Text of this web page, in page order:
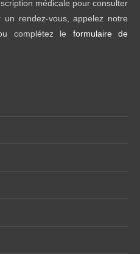
médicale pour consulter
rendez-vous, appelez notre
complétez le formulaire de